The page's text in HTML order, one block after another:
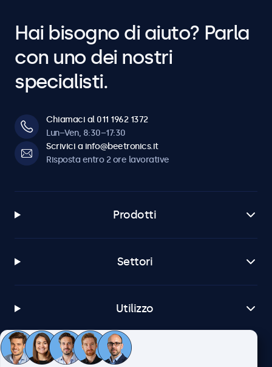
Hai bisogno di aiuto? Parla
con uno dei nostri
specialisti.
Chiamaci al 011 1962 1372
Lun–Ven, 8:30–17:30
Scrivici a info@beetronics.it
Risposta entro 2 ore lavorative
Prodotti
Settori
Utilizzo
Servizio Clienti